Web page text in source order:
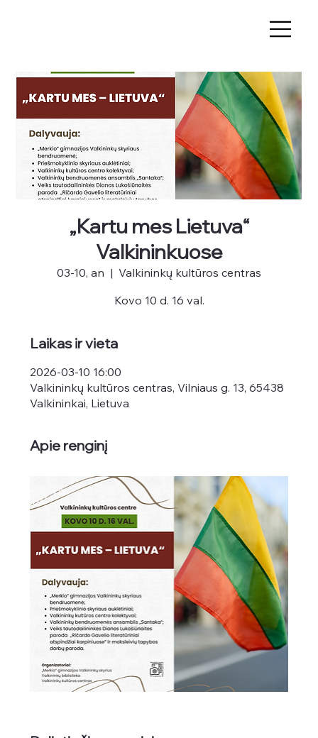
„Kartu mes Lietuva“
Valkininkuose
03-10, an
  |
Valkininkų kultūros centras
Kovo 10 d. 16 val.
Laikas ir vieta
2026-03-10 16:00
Valkininkų kultūros centras, Vilniaus g. 13, 65438
Valkininkai, Lietuva
Apie renginį